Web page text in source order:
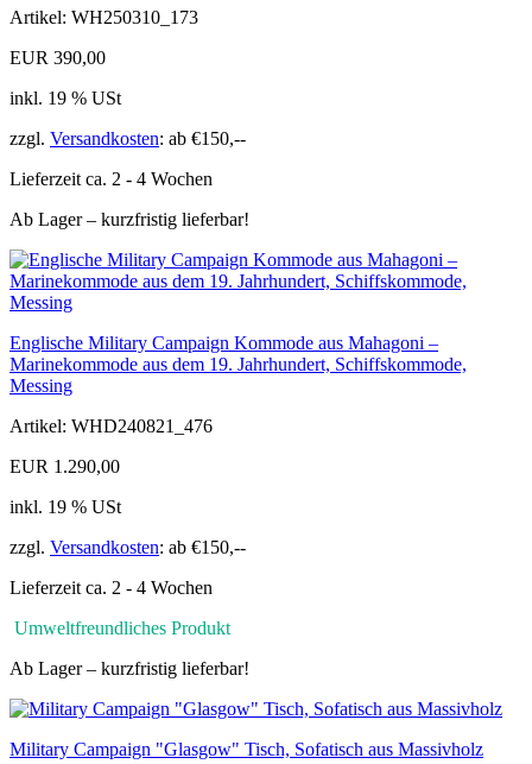
Artikel: WH250310_173
EUR 390,00
inkl. 19 % USt
zzgl. Versandkosten: ab €150,--
Lieferzeit ca. 2 - 4 Wochen
Ab Lager – kurzfristig lieferbar!
Englische Military Campaign Kommode aus Mahagoni –
Marinekommode aus dem 19. Jahrhundert, Schiffskommode,
Messing
Artikel: WHD240821_476
EUR 1.290,00
inkl. 19 % USt
zzgl. Versandkosten: ab €150,--
Lieferzeit ca. 2 - 4 Wochen
Umweltfreundliches Produkt
Ab Lager – kurzfristig lieferbar!
Military Campaign "Glasgow" Tisch, Sofatisch aus Massivholz